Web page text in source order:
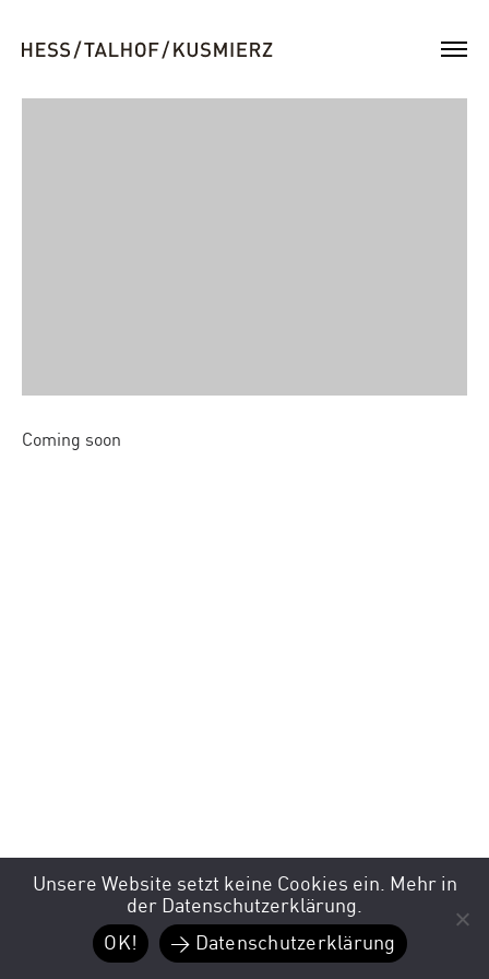
Coming soon
Unsere Website setzt keine Cookies ein. Mehr in
der Datenschutzerklärung.
OK!
> Datenschutzerklärung